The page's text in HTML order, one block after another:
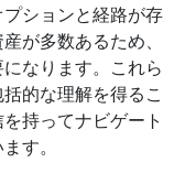
ションと経路が存
が多数あるため、
なります。これら
的な理解を得るこ
持ってナビゲート
す。